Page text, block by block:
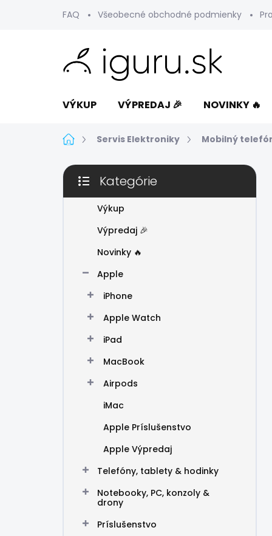
FAQ Všeobecné obchodné podmienky
VÝKUP VÝPREDAJ 🎉 NOVINKY 🔥
DomovServis Elektroniky Mobilný
B
č
Preskočiť
kategórie
Kategórie
Výkup
Výpredaj 🎉
Novinky 🔥
Apple
iPhone
Apple Watch
iPad
MacBook
Airpods
iMac
Apple Príslušenstvo
Apple Výpredaj
Telefóny, tablety & hodinky
Notebooky, PC, konzoly &
drony
Príslušenstvo